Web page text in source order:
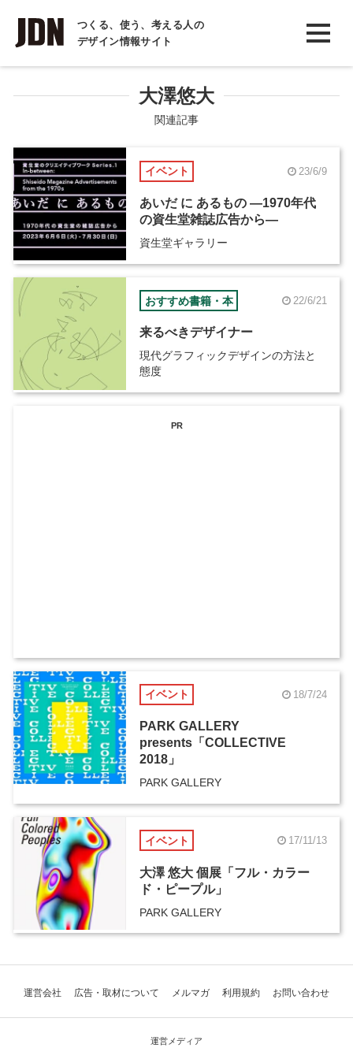
つくる、使う、考える人の
デザイン情報サイト
INTERVIEW
インタビュー
COLUMN
コラム
大澤悠大
関連記事
イベント 23/6/9
あいだ に あるもの ―1970年代
の資生堂雑誌広告から―
資生堂ギャラリー
おすすめ書籍・本 22/6/21
来るべきデザイナー
現代グラフィックデザインの方法と
態度
PR
イベント 18/7/24
PARK GALLERY
presents「COLLECTIVE
2018」
PARK GALLERY
イベント 17/11/13
大澤 悠大 個展「フル・カラー
ド・ピープル」
PARK GALLERY
運営会社 広告・取材について メルマガ 利用規約 お問い合わせ
運営メディア